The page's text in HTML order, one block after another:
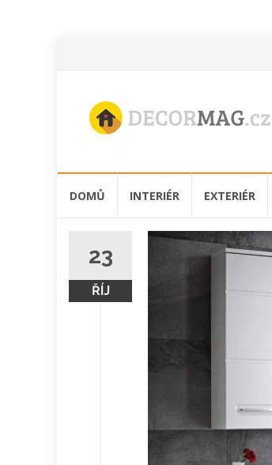
DOMŮ INTERIÉR EXTERIÉR
23
ŘÍJ